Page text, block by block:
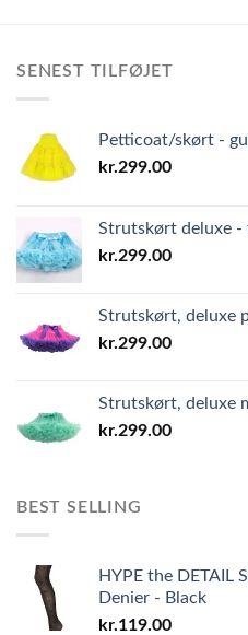
SENEST TILFØJET
Petticoat/skørt - gul
kr.299.00
Strutskørt deluxe -
kr.299.00
Strutskørt, deluxe
kr.299.00
Strutskørt, deluxe
kr.299.00
BEST SELLING
HYPE the DETAIL
Denier - Black
kr.119.00